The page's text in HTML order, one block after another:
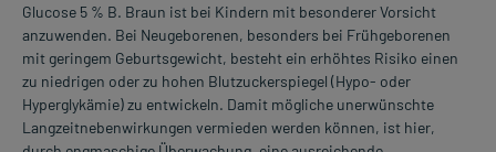
Glucose 5 % B. Braun ist bei Kindern mit besonderer Vorsicht
anzuwenden. Bei Neugeborenen, besonders bei Frühgeborenen
mit geringem Geburtsgewicht, besteht ein erhöhtes Risiko einen
zu niedrigen oder zu hohen Blutzuckerspiegel (Hypo- oder
Hyperglykämie) zu entwickeln. Damit mögliche unerwünschte
Langzeitnebenwirkungen vermieden werden können, ist hier,